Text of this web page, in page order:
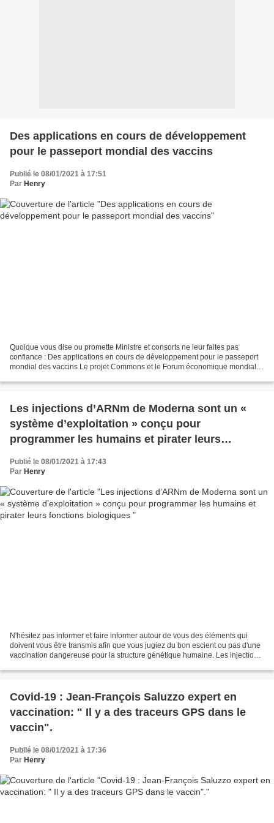
Des applications en cours de développement
pour le passeport mondial des vaccins
Publié le 08/01/2021 à 17:51
Par Henry
Quoique vous dise ou promette Ministre et consorts ne leur faites pas
confiance : Des applications en cours de développement pour le passeport
mondial des vaccins Le projet Commons et le Forum économique mondial
Les injections d’ARNm de Moderna sont un «
système d’exploitation » conçu pour
programmer les humains et pirater leurs
fonctions biologiques
Publié le 08/01/2021 à 17:43
Par Henry
N'hésitez pas informer et faire informer autour de vous des éléments qui
doivent vous être transmis afin que vous jugiez du bon escient ou pas d'une
vaccination dangereuse pour la structure génétique humaine. Les injections
Covid-19 : Jean-François Saluzzo expert en
vaccination: " Il y a des traceurs GPS dans le
vaccin".
Publié le 08/01/2021 à 17:36
Par Henry